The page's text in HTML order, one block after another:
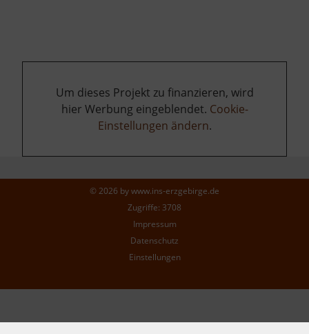
Um dieses Projekt zu finanzieren, wird
hier Werbung eingeblendet. Cookie-
Einstellungen ändern.
© 2026 bywww.ins-erzgebirge.de
Zugriffe: 3708
Impressum
Datenschutz
Einstellungen